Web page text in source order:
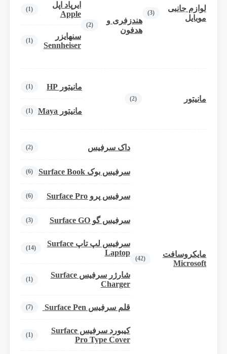
لوازم جانبی
موبایل
(3)
هندزفری و
هدفون
(2)
ایرپاد اپل
Apple
(1)
سنهایزر
Sennheiser
(1)
مانیتور (2)
مانیتور HP (1)
مانیتور Maya (1)
مایکروسافت
Microsoft
(42)
داک سرفیس (2)
سرفیس بوک Surface Book (6)
سرفیس پرو Surface Pro (6)
سرفیس گو Surface GO (3)
سرفیس لپ تاپ Surface
Laptop
(14)
شارژر سرفیس Surface
Charger
(1)
قلم سرفیس Surface Pen (7)
کیبورد سرفیس Surface
Pro Type Cover
(1)